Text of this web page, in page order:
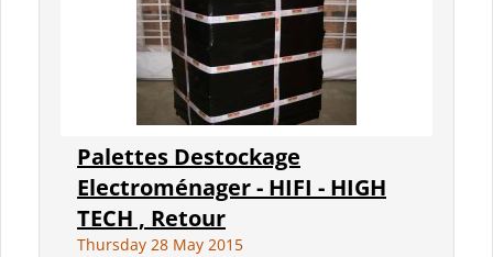
Palettes Destockage
Electroménager - HIFI - HIGH
TECH , Retour
Thursday 28 May 2015